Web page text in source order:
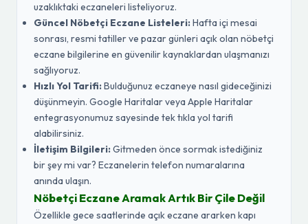
uzaklıktaki eczaneleri listeliyoruz.
Güncel Nöbetçi Eczane Listeleri:Hafta içi mesai
sonrası, resmi tatiller ve pazar günleri açık olan nöbetçi
eczane bilgilerine en güvenilir kaynaklardan ulaşmanızı
sağlıyoruz.
Hızlı Yol Tarifi:Bulduğunuz eczaneye nasıl gideceğinizi
düşünmeyin. Google Haritalar veya Apple Haritalar
entegrasyonumuz sayesinde tek tıkla yol tarifi
alabilirsiniz.
İletişim Bilgileri:Gitmeden önce sormak istediğiniz
bir şey mi var? Eczanelerin telefon numaralarına
anında ulaşın.
Nöbetçi Eczane Aramak Artık Bir Çile Değil
Özellikle gece saatlerinde açık eczane ararken kapı